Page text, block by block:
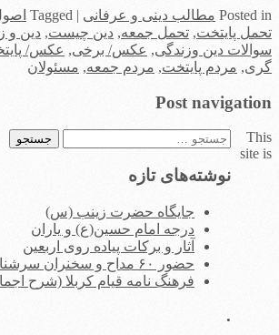
Posted in مطالب دینی و عرفانی |
Tagged
تحمل پایتخت, تحمل جمعه, دین چیست, دین و
سوالات دین وزندگی, عکس/ برخی, عکس/
گری, مردم پایتخت, مردم جمعه, مسئولان
Post navigation
جستجو
نوشته‌های تازه
جایگاه حضرت زینب (س)
درجه امام حسین(ع) و یاران
آثار و برکات پیاده روی اربعین
حضور ۶۰ مداح و سخنران سرشناس در اربعین امسال
فرهنگ نامه قیام کربلا (شرح
.
This
site is